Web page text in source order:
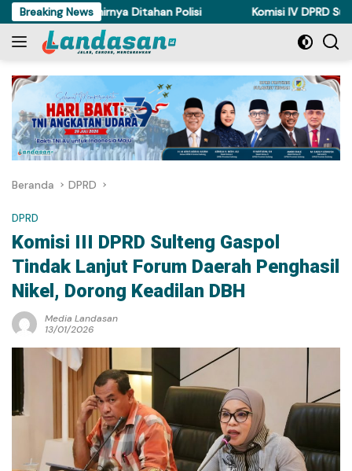
Langsung
ke
konten
Breaking News
di Torue Akhirnya Ditahan Polisi Komisi IV DPRD
Beranda DPRD
DPRD
Komisi III DPRD Sulteng Gaspol
Tindak Lanjut Forum Daerah Penghasil
Nikel, Dorong Keadilan DBH
Media Landasan
13/01/2026